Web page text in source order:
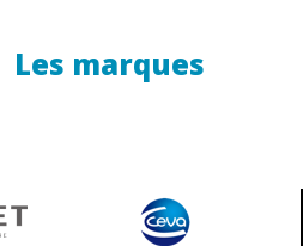
Les marques